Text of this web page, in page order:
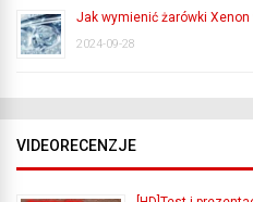
Jak wymienić żarówki
2024-09-28
VIDEORECENZJE